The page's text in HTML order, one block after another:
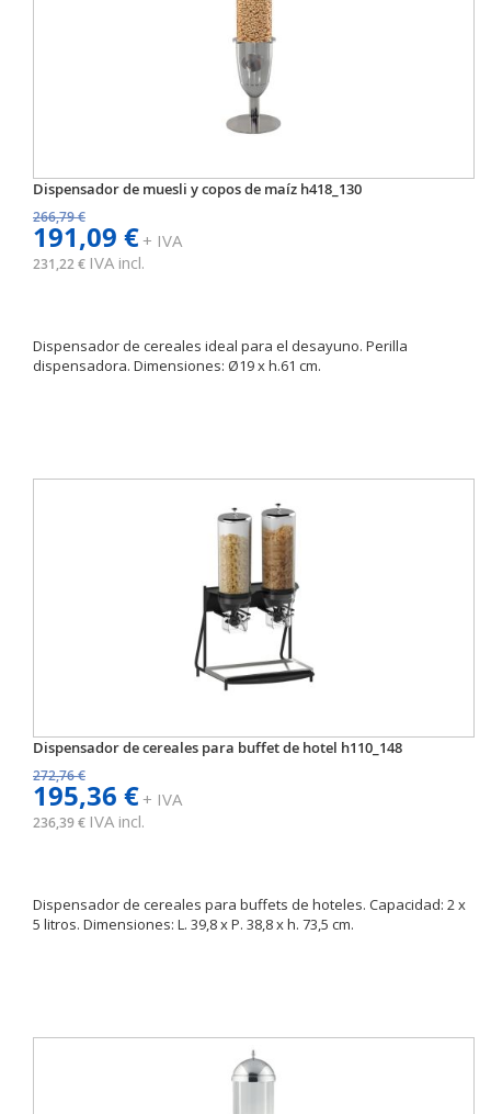
Dispensador de muesli y copos de maíz h418_130
266,79 €
191,09 €+ IVA
231,22 € IVA incl.
Dispensador de cereales ideal para el desayuno. Perilla
dispensadora. Dimensiones: Ø19 x h.61 cm.
Dispensador de cereales para buffet de hotel h110_148
272,76 €
195,36 €+ IVA
236,39 € IVA incl.
Dispensador de cereales para buffets de hoteles. Capacidad: 2 x
5 litros. Dimensiones: L. 39,8 x P. 38,8 x h. 73,5 cm.